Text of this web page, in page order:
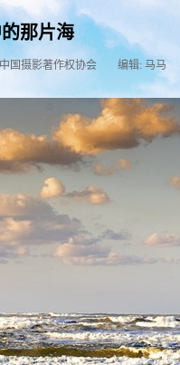
那片海
国摄影著作权协会 编辑: 马马